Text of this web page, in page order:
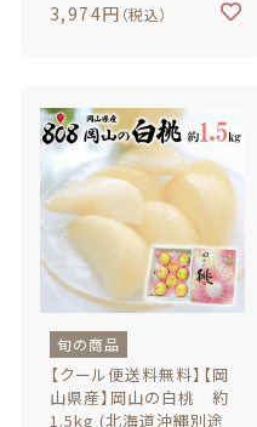
3,974円 （税込）
旬の商品
【クール便送料無料】【岡
山県産】岡山の白桃 約
1.5kg (北海道沖縄別途
商品一覧
注文履歴
ご利用ガイド
当店について
ブログ
よくある質問